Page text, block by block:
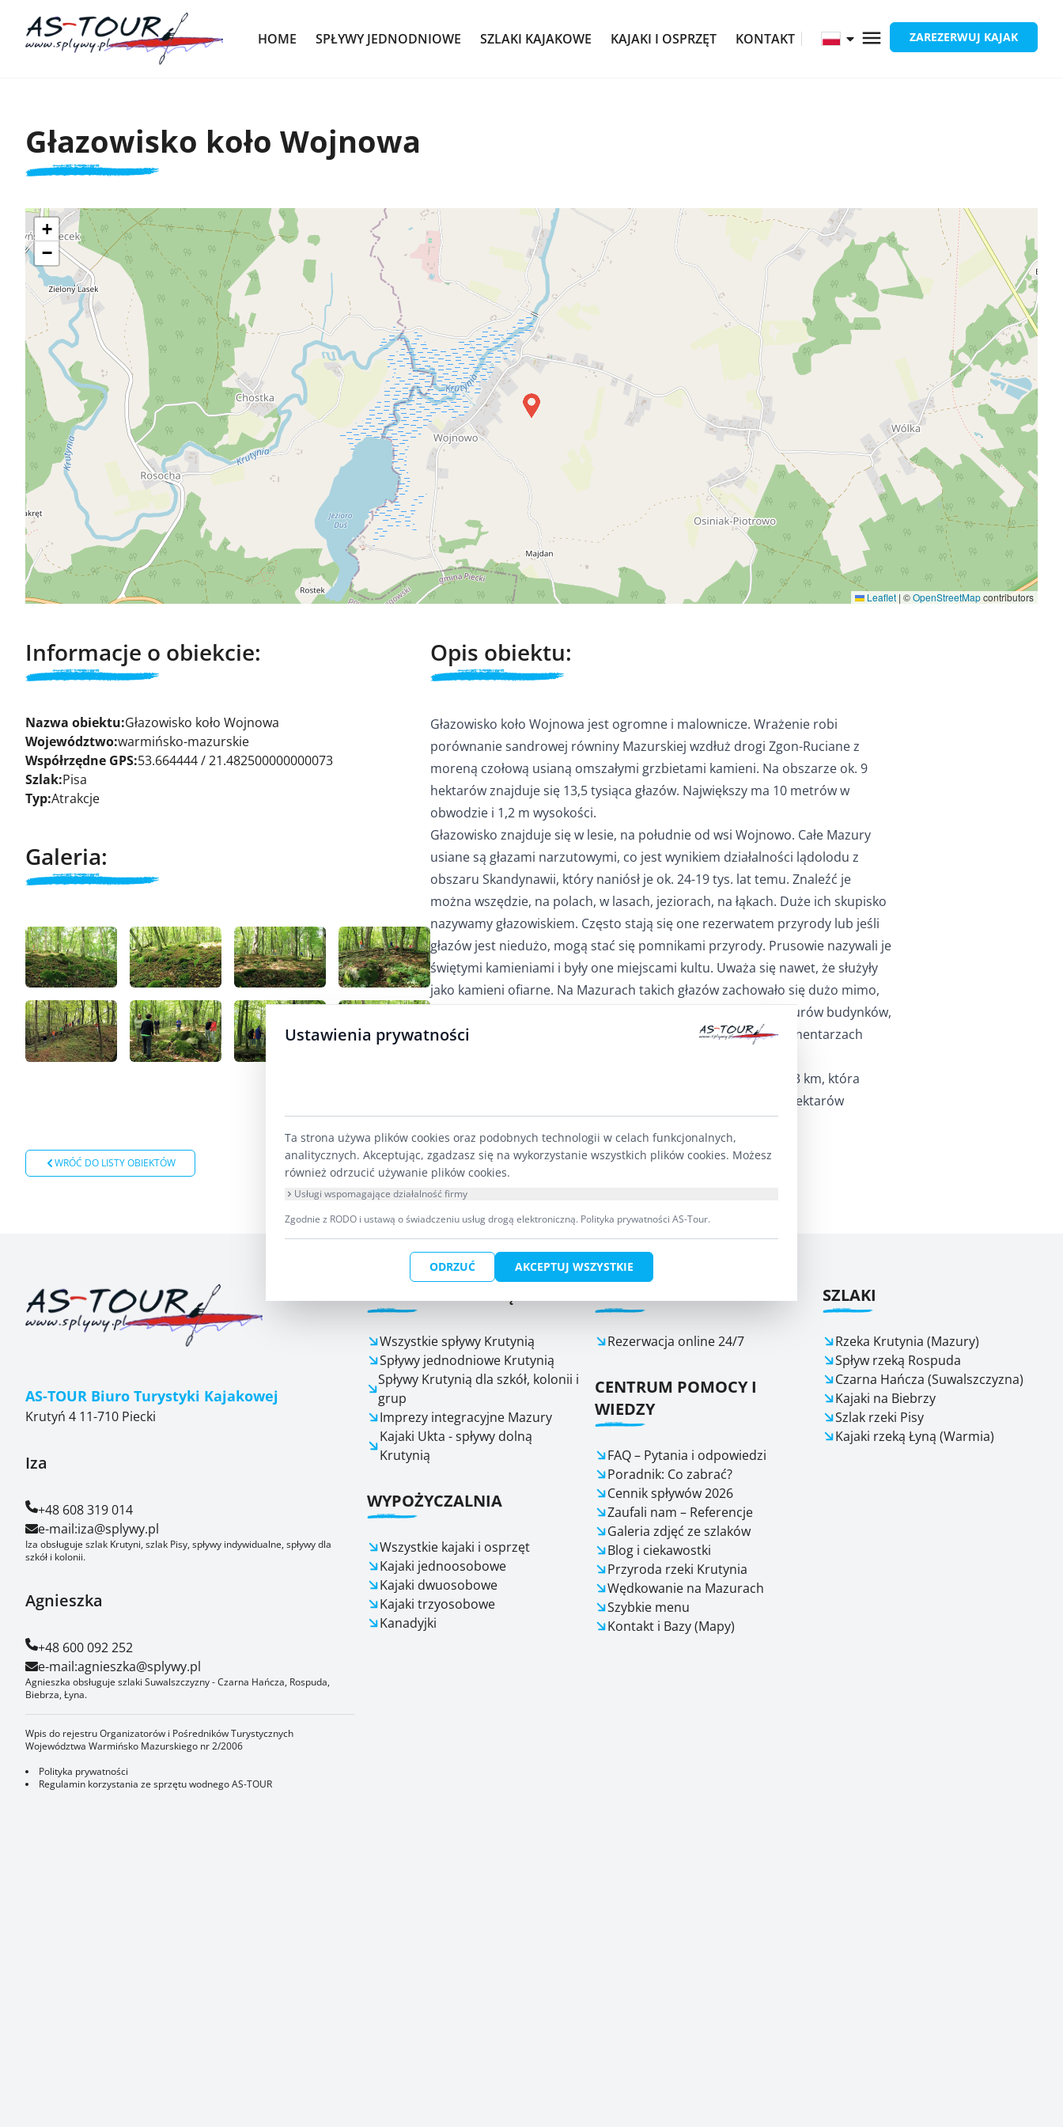
HOME SPŁYWY JEDNODNIOWE SZLAKI KAJAKOWE KAJAKI I OSPRZĘT KONTAKT ZAREZERWUJ KAJAK
Głazowisko koło Wojnowa
+
−
Leaflet | ©OpenStreetMapcontributors
Informacje o obiekcie:
Nazwa obiektu:Głazowisko koło Wojnowa
Województwo:warmińsko-mazurskie
Współrzędne GPS:53.664444 / 21.482500000000073
Szlak:Pisa
Typ:Atrakcje
Galeria:
Opis obiektu:
Głazowisko koło Wojnowa jest ogromne i malownicze. Wrażenie robi
porównanie sandrowej równiny Mazurskiej wzdłuż drogi Zgon-Ruciane z
moreną czołową usianą omszałymi grzbietami kamieni. Na obszarze ok. 9
hektarów znajduje się 13,5 tysiąca głazów. Największy ma 10 metrów w
obwodzie i 1,2 m wysokości.
Głazowisko znajduje się w lesie, na południe od wsi Wojnowo. Całe Mazury
usiane są głazami narzutowymi, co jest wynikiem działalności lądolodu z
obszaru Skandynawii, który naniósł je ok. 24-19 tys. lat temu. Znaleźć je
można wszędzie, na polach, w lasach, jeziorach, na łąkach. Duże ich skupisko
nazywamy głazowiskiem. Często stają się one rezerwatem przyrody lub jeśli
głazów jest niedużo, mogą stać się pomnikami przyrody. Prusowie nazywali je
świętymi kamieniami i były one miejscami kultu. Uważa się nawet, że służyły
jako kamieni ofiarne. Na Mazurach takich głazów zachowało się dużo mimo,
że w XIX i XX wieku używano ich do budowy fundamentów i murów budynków,
budowy dróg i nasypów kolejowych, mostów, kościołów, na cmentarzach
Powstała ścieżka przyrodnicza Rosocha-Wojnowo o długości 3 km, która
prowadzi przez głazowiska koło wsi Rosocha (na obszarze 4 hektarów
WRÓĆ DO LISTY OBIEKTÓW
AS-TOUR Biuro Turystyki Kajakowej
Krutyń 4 11-710 Piecki
Iza
+48 608 319 014
e-mail:iza@splywy.pl
Iza obsługuje szlak Krutyni, szlak Pisy, spływy indywidualne, spływy dla
szkół i kolonii.
Agnieszka
+48 600 092 252
e-mail:agnieszka@splywy.pl
Agnieszka obsługuje szlaki Suwalszczyzny - Czarna Hańcza, Rospuda,
Biebrza, Łyna.
Wpis do rejestru Organizatorów i Pośredników Turystycznych
Województwa Warmińsko Mazurskiego nr 2/2006
Polityka prywatności
Regulamin korzystania ze sprzętu wodnego AS-TOUR
Wszystkie spływy Krutynią
Spływy jednodniowe Krutynią
Spływy Krutynią dla szkół, kolonii i
grup
Imprezy integracyjne Mazury
Kajaki Ukta - spływy dolną
Krutynią
WYPOŻYCZALNIA
Wszystkie kajaki i osprzęt
Kajaki jednoosobowe
Kajaki dwuosobowe
Kajaki trzyosobowe
Kanadyjki
Rezerwacja online 24/7
CENTRUM POMOCY I
WIEDZY
FAQ – Pytania i odpowiedzi
Poradnik: Co zabrać?
Cennik spływów 2026
Zaufali nam – Referencje
Galeria zdjęć ze szlaków
Blog i ciekawostki
Przyroda rzeki Krutynia
Wędkowanie na Mazurach
Szybkie menu
Kontakt i Bazy (Mapy)
SZLAKI
Rzeka Krutynia (Mazury)
Spływ rzeką Rospuda
Czarna Hańcza (Suwalszczyzna)
Kajaki na Biebrzy
Szlak rzeki Pisy
Kajaki rzeką Łyną (Warmia)
Ustawienia prywatności
Ta strona używa plików cookies oraz podobnych technologii w celach funkcjonalnych,
analitycznych. Akceptując, zgadzasz się na wykorzystanie wszystkich plików cookies. Możesz
również odrzucić używanie plików cookies.
Usługi wspomagające działalność firmy
Zgodnie z RODO i ustawą o świadczeniu usług drogą elektroniczną. Polityka prywatności AS-Tour.
ODRZUĆ AKCEPTUJ WSZYSTKIE